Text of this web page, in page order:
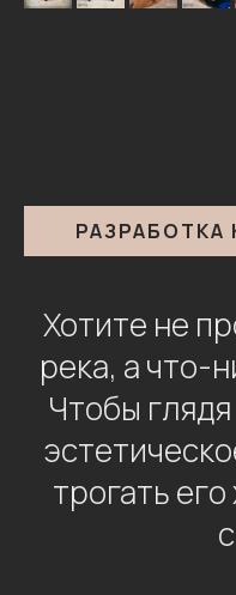
Хотите не
река, а что-
Чтобы
трогать